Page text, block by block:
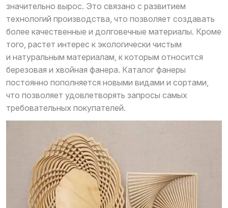
значительно вырос. Это связано с развитием
технологий производства, что позволяет создавать
более качественные и долговечные материалы. Кроме
того, растет интерес к экологически чистым
и натуральным материалам, к которым относится
березовая и хвойная фанера. Каталог фанеры
постоянно пополняется новыми видами и сортами,
что позволяет удовлетворять запросы самых
требовательных покупателей.